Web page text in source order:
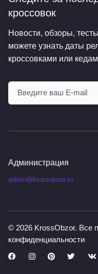
кроссовок
Новости, обзоры,
можете узнать даты
кроссовками или
Администрация
admin@krossobzor.ru
© 2026 KrossObzor. Все
конфиденциальности